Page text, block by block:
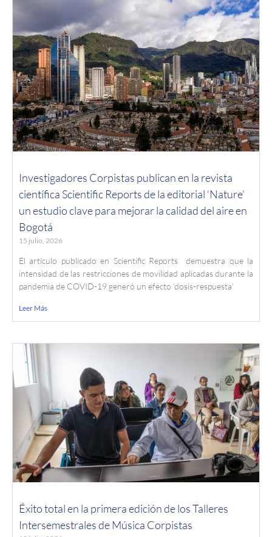
Investigadores Corpistas publican en la revista
científica Scientific Reports de la editorial ‘Nature’
un estudio clave para mejorar la calidad del aire en
Bogotá
15 julio, 2026
El artículo publicado en Scientific Reports demuestra que la
intensidad de las restricciones de movilidad aplicadas durante la
pandemia de COVID-19 generó un efecto ‘dosis-respuesta’
Leer Más
Éxito total en la primera edición de los Talleres
Intersemestrales de Música Corpistas